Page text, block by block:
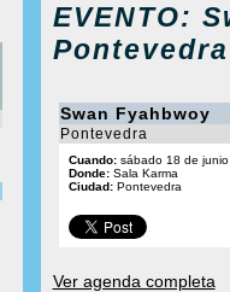
EVENTO:
Swan Fyahbwoy
Pontevedra
Cuando:sábado 18 de junio
Donde:Sala Karma
Ciudad:Pontevedra
Ver agenda completa